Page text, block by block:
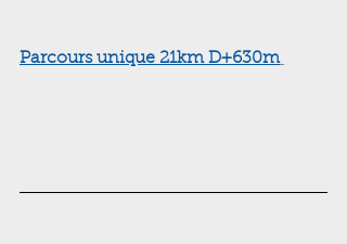
Parcours unique 21km D+630m